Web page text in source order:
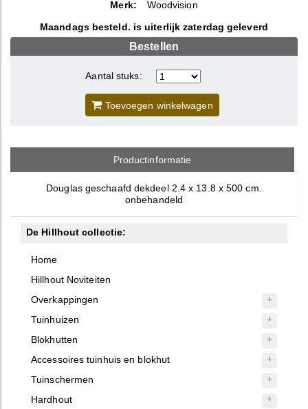
Merk:
Woodvision
Maandags besteld. is uiterlijk zaterdag geleverd
Bestellen
Aantal stuks:
Toevoegen winkelwagen
Productinformatie
Douglas geschaafd dekdeel 2.4 x 13.8 x 500 cm.
onbehandeld
De Hillhout collectie:
Home
Hillhout Noviteiten
Overkappingen
Tuinhuizen
Blokhutten
Accessoires tuinhuis en blokhut
Tuinschermen
Hardhout